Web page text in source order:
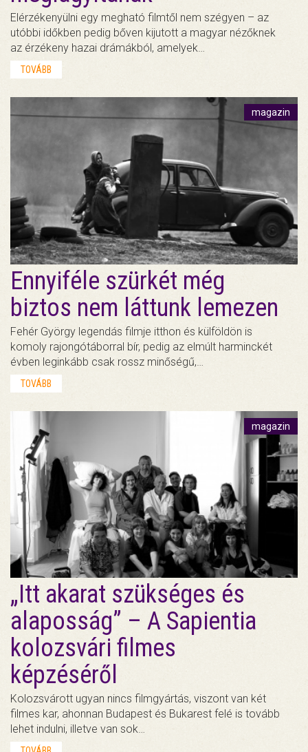
Elérzékenyülni egy megható filmtől nem szégyen – az
utóbbi időkben pedig bőven kijutott a magyar nézőknek
az érzékeny hazai drámákból, amelyek…
TOVÁBB
magazin
Ennyiféle szürkét még
biztos nem láttunk lemezen
Fehér György legendás filmje itthon és külföldön is
komoly rajongótáborral bír, pedig az elmúlt harminckét
évben leginkább csak rossz minőségű,…
TOVÁBB
magazin
„Itt akarat szükséges és
alaposság” – A Sapientia
kolozsvári filmes
képzéséről
Kolozsvárott ugyan nincs filmgyártás, viszont van két
filmes kar, ahonnan Budapest és Bukarest felé is tovább
lehet indulni, illetve van sok…